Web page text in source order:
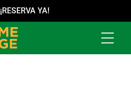
¡RESERVA YA!